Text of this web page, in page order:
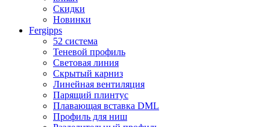
Скидки
Новинки
Fergipps
52 система
Теневой профиль
Световая линия
Скрытый карниз
Линейная вентиляция
Парящий плинтус
Плавающая вставка DML
Профиль для ниш